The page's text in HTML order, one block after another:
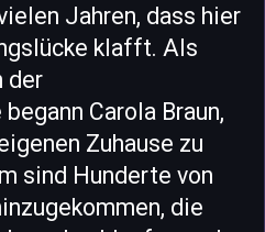
Jahren, dass hier
klafft. Als
der
Carola Braun,
Zuhause zu
sind Hunderte von
die